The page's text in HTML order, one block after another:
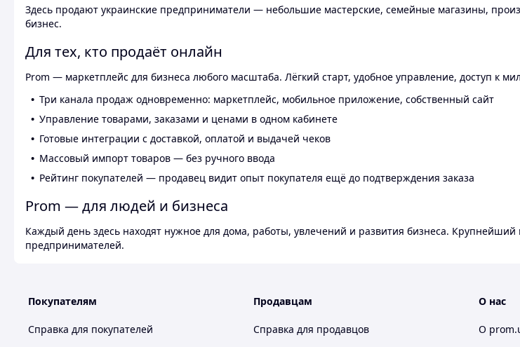
Здесь продают украинские предприниматели — небольшие мастерские, семейные магазины,
бизнес.
Для тех, кто продаёт онлайн
Prom — маркетплейс для бизнеса любого масштаба. Лёгкий старт, удобное управление, доступ к
Три канала продаж одновременно: маркетплейс, мобильное приложение, собственный сайт
Управление товарами, заказами и ценами в одном кабинете
Готовые интеграции с доставкой, оплатой и выдачей чеков
Массовый импорт товаров — без ручного ввода
Рейтинг покупателей — продавец видит опыт покупателя ещё до подтверждения заказа
Prom — для людей и бизнеса
Каждый день здесь находят нужное для дома, работы, увлечений и развития бизнеса.
предпринимателей.
Покупателям
Справка для покупателей
Продавцам
Справка для продавцов
О нас
О